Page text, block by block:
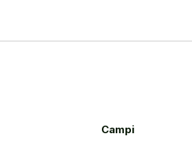
Campi